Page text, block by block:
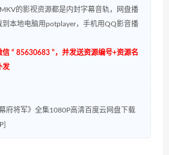
MKV的影视资源都是内封字幕音轨，网盘播
到本地电脑用potplayer，手机用QQ影音播
“ 85630683 ”，并发送资源编号+资源名
发
府将军》全集1080P高清百度云网盘下载